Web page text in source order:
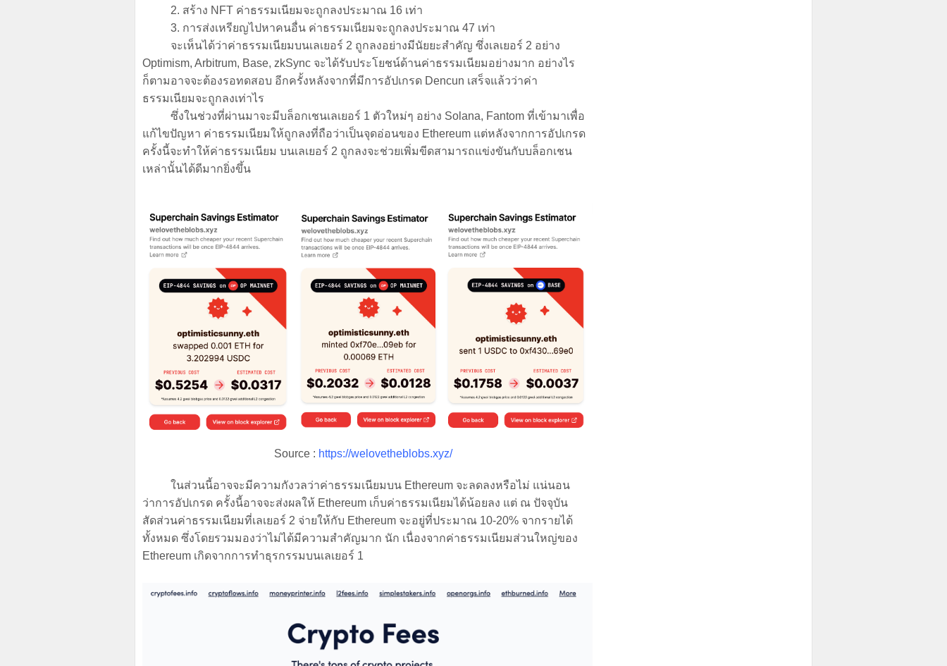
2. สร้าง NFT ค่าธรรมเนียมจะถูกลงประมาณ 16 เท่า
3. การส่งเหรียญไปหาคนอื่น ค่าธรรมเนียมจะถูกลงประมาณ 47 เท่า
จะเห็นได้ว่าค่าธรรมเนียมบนเลเยอร์ 2 ถูกลงอย่างมีนัยยะสำคัญ ซึ่งเลเยอร์ 2 อย่าง
Optimism, Arbitrum, Base, zkSync จะได้รับประโยชน์ด้านค่าธรรมเนียมอย่างมาก อย่างไร
ก็ตามอาจจะต้องรอทดสอบ อีกครั้งหลังจากที่มีการอัปเกรด Dencun เสร็จแล้วว่าค่า
ธรรมเนียมจะถูกลงเท่าไร
ซึ่งในช่วงที่ผ่านมาจะมีบล็อกเชนเลเยอร์ 1 ตัวใหม่ๆ อย่าง Solana, Fantom ที่เข้ามาเพื่อ
แก้ไขปัญหา ค่าธรรมเนียมให้ถูกลงที่ถือว่าเป็นจุดอ่อนของ Ethereum แต่หลังจากการอัปเกรด
ครั้งนี้จะทำให้ค่าธรรมเนียม บนเลเยอร์ 2 ถูกลงจะช่วยเพิ่มขีดสามารถแข่งขันกับบล็อกเชน
เหล่านั้นได้ดีมากยิ่งขึ้น
Source : https://welovetheblobs.xyz/
ในส่วนนี้อาจจะมีความกังวลว่าค่าธรรมเนียมบน Ethereum จะลดลงหรือไม่ แน่นอน
ว่าการอัปเกรด ครั้งนี้อาจจะส่งผลให้ Ethereum เก็บค่าธรรมเนียมได้น้อยลง แต่ ณ ปัจจุบัน
สัดส่วนค่าธรรมเนียมที่เลเยอร์ 2 จ่ายให้กับ Ethereum จะอยู่ที่ประมาณ 10-20% จากรายได้
ทั้งหมด ซึ่งโดยรวมมองว่าไม่ได้มีความสำคัญมาก นัก เนื่องจากค่าธรรมเนียมส่วนใหญ่ของ
Ethereum เกิดจากการทำธุรกรรมบนเลเยอร์ 1